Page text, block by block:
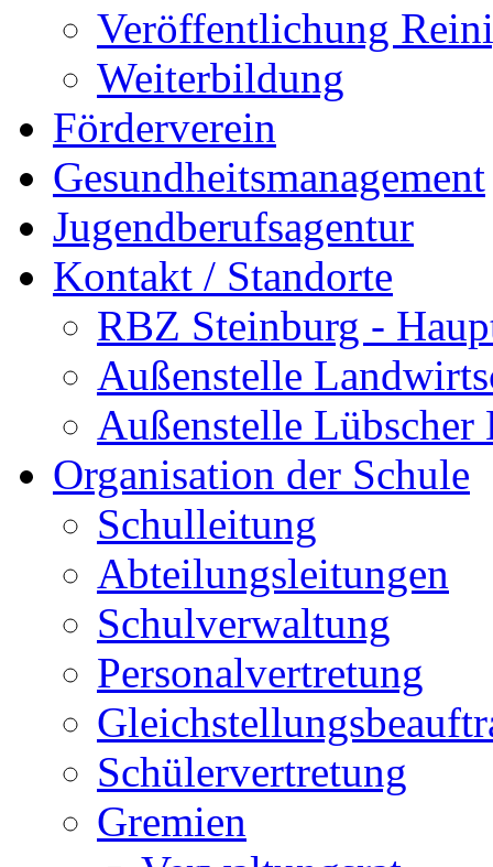
Veröffentlichung
Weiterbildung
Förderverein
Gesundheitsmanagement
Jugendberufsagentur
Kontakt / Standorte
RBZ Steinburg -
Außenstelle
Außenstelle Lübscher
Organisation der Schule
Schulleitung
Abteilungsleitungen
Schulverwaltung
Personalvertretung
Schülervertretung
Gremien